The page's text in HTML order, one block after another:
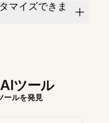
マイズできま
ツール
ールを発見